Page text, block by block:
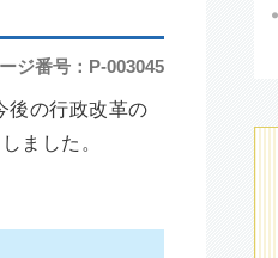
ジ番号：P-003045
後の行政改革の
ました。